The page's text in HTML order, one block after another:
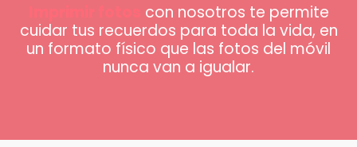
con nosotros te permite
cuidar tus recuerdos para toda la vida, en
un formato físico que las fotos del móvil
nunca van a igualar.